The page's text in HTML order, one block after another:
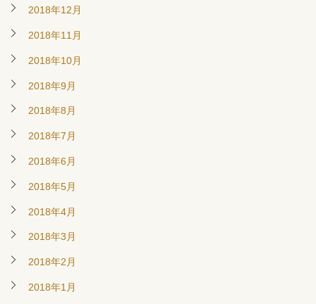
2018年12月
2018年11月
2018年10月
2018年9月
2018年8月
2018年7月
2018年6月
2018年5月
2018年4月
2018年3月
2018年2月
2018年1月